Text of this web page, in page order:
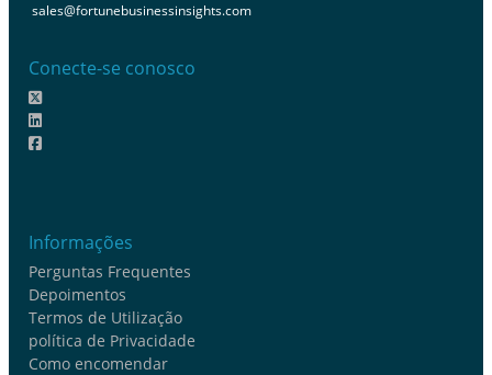
sales@fortunebusinessinsights.com
Conecte-se conosco
Informações
Perguntas Frequentes
Depoimentos
Termos de Utilização
política de Privacidade
Como encomendar